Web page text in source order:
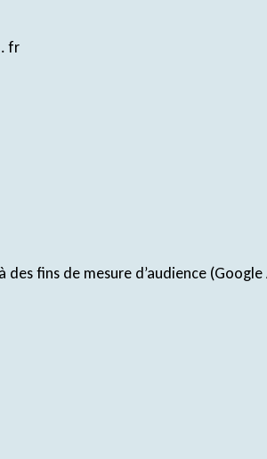
fr
des fins de mesure d’audience